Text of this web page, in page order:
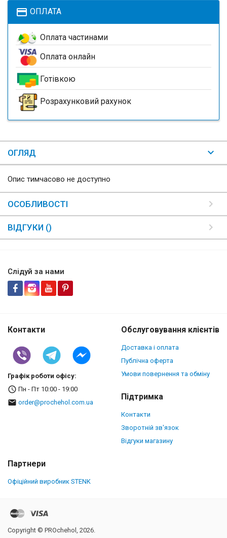
payment ОПЛАТА
Оплата частинами
Оплата онлайн
Готівкою
Розрахунковий рахунок
ОГЛЯД
Опис тимчасово не доступно
ОСОБЛИВОСТІ
ВІДГУКИ ()
Слідуй за нами
Контакти
Графік роботи офісу:
Пн - Пт 10:00 - 19:00
order@prochehol.com.ua
Обслуговування клієнтів
Доставка і оплата
Публічна оферта
Умови повернення та обміну
Підтримка
Контакти
Зворотній зв'язок
Відгуки магазину
Партнери
Офіційний виробник STENK
Copyright © PROchehol, 2026.